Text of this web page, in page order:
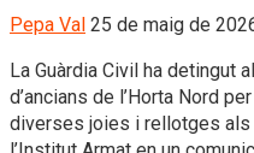
Pepa Val 25 de maig de
La Guàrdia Civil ha detingut
d’ancians de l’Horta Nord
diverses joies i rellotges